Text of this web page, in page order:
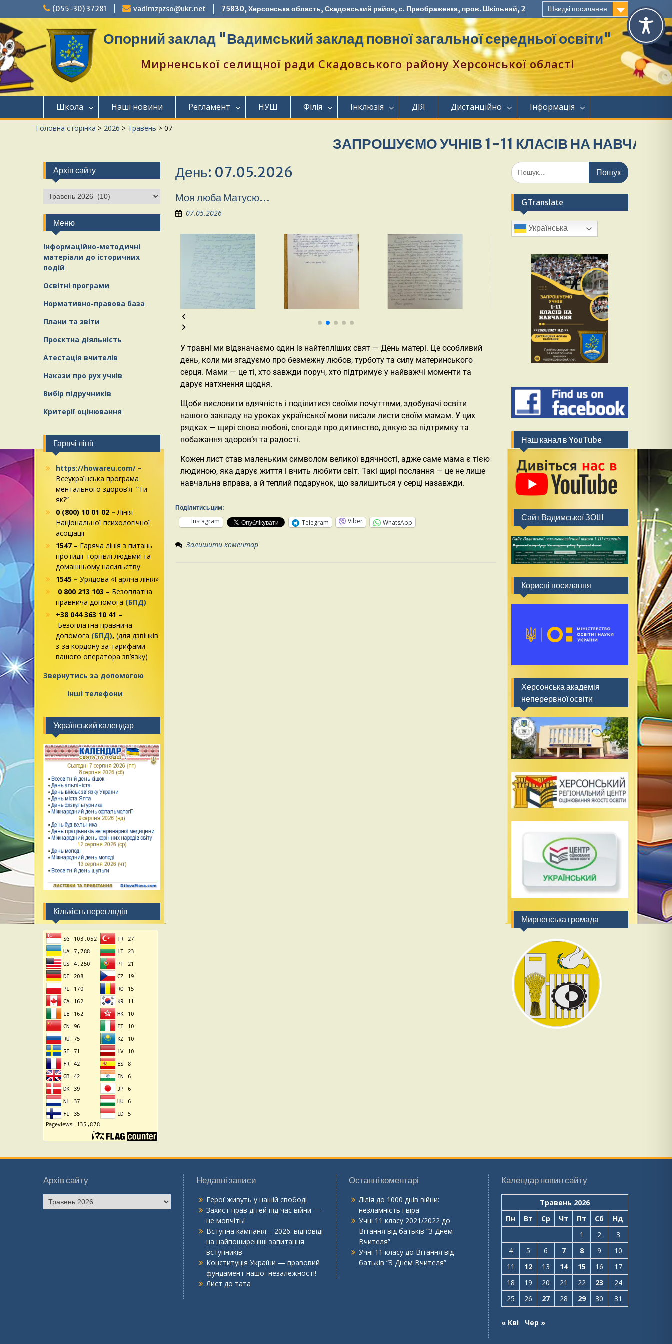
(055-30) 37281 vadimzpzso@ukr.net 75830, Херсонська область, Скадовський район, с. Преображенка, пров. Шкільний, 2 Швидкі посилання
Опорний заклад "Вадимський заклад повної загальної середньої освіти"
Мирненської селищної ради Скадовського району Херсонської області
Школа Наші новини Регламент НУШ Філія Інклюзія ДІЯ Дистанційно Інформація
Головна сторінка > 2026 > Травень > 07
ЗАПРОШУЄМО УЧНІВ 1-11 КЛАСІВ НА НАВЧАННЯ.
День: 07.05.2026
Моя люба Матусю…
07.05.2026
У травні ми відзначаємо один із найтепліших свят — День матері. Це особливий
день, коли ми згадуємо про безмежну любов, турботу та силу материнського
серця. Мами — це ті, хто завжди поруч, хто підтримує у найважчі моменти та
дарує натхнення щодня.
Щоби висловити вдячність і поділитися своїми почуттями, здобувачі освіти
нашого закладу на уроках української мови писали листи своїм мамам. У цих
рядках — щирі слова любові, спогади про дитинство, дякую за підтримку та
побажання здоров’я та радості.
Кожен лист став маленьким символом великої вдячності, адже саме мама є тією
людиною, яка дарує життя і вчить любити світ. Такі щирі послання — це не лише
навчальна вправа, а й теплий подарунок, що залишиться у серці назавжди.
Поділитись цим:
Instagram Telegram Viber WhatsApp
Залишити коментар
GTranslate
Українська
Наш канал в YouTube
Сайт Вадимської ЗОШ
Корисні посилання
Херсонська академія
неперервної освіти
Мирненська громада
Архів сайту
Меню
Інформаційно-методичні
матеріали до історичних
подій
Освітні програми
Нормативно-правова база
Плани та звіти
Проєктна діяльність
Атестація вчителів
Накази про рух учнів
Вибір підручників
Критерії оцінювання
Гарячі лінії
https://howareu.com/ –
Всеукраїнська програма
ментального здоров’я “Ти
як?”
0 (800) 10 01 02 –Лінія
Національної психологічної
асоціації
1547 – Гаряча лінія з питань
протидії торгівлі людьми та
домашньому насильству
1545 – Урядова «Гаряча лінія»
0 800 213 103 – Безоплатна
правнича допомога (БПД)
+38 044 363 10 41 –
Безоплатна правнича
допомога (БПД), (для дзвінків
з-за кордону за тарифами
вашого оператора зв’язку)
Звернутись за допомогою
Інші телефони
Український календар
Кількість переглядів
Архів сайту Недавні записи
Герої живуть у нашій свободі
Захист прав дітей під час війни —
не мовчіть!
Вступна кампанія – 2026: відповіді
на найпоширеніші запитання
вступників
Конституція України — правовий
фундамент нашої незалежності!
Лист до тата
Останні коментарі
Лілія до 1000 днів війни:
незламність і віра
Учні 11 класу 2021/2022 до
Вітання від батьків “З Днем
Вчителя”
Учні 11 класу до Вітання від
батьків “З Днем Вчителя”
Календар новин сайту
Травень 2026
Пн
Вт Ср Чт Пт Сб
Нд
1
2
3
4
5 6 7 8 9
10
11
12 13 14 15 16
17
18
19 20 21 22 23
24
25
26 27 28 29 30 31
« Кві Чер »